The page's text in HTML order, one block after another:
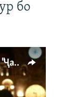
бо
Ҳаводории арманиҳо аз пирӯзии "Ҷаллод"-и тоҷик